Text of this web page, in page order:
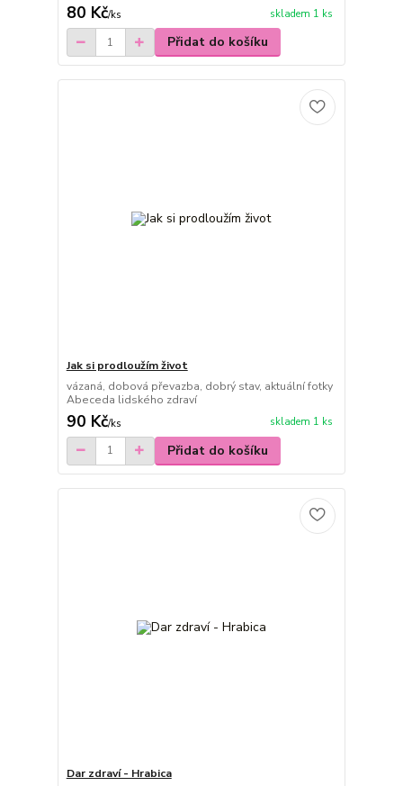
80 Kč/ks skladem 1 ks
Přidat do košíku
Jak si prodloužím život
vázaná, dobová převazba, dobrý stav, aktuální fotky
Abeceda lidského zdraví
90 Kč/ks skladem 1 ks
Přidat do košíku
Dar zdraví - Hrabica